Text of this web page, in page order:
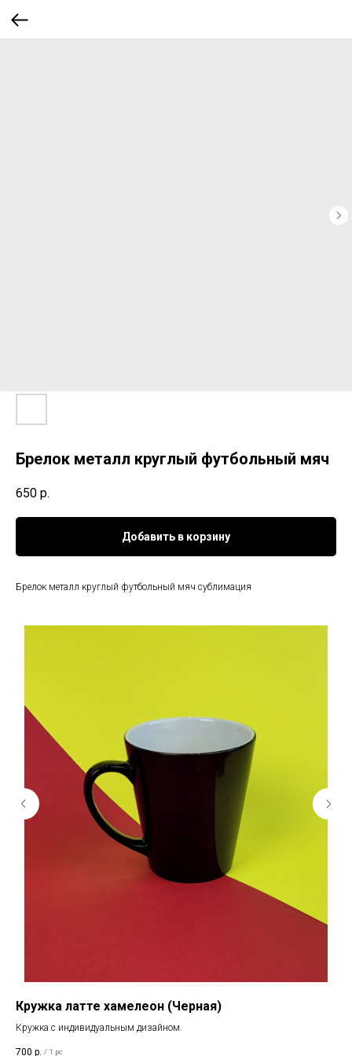
Брелок металл круглый футбольный мяч
650 р.
Добавить в корзину
Брелок металл круглый футбольный мяч сублимация
Кружка латте хамелеон (Черная)
Кружка с индивидуальным дизайном.
700 р. / 1 pc